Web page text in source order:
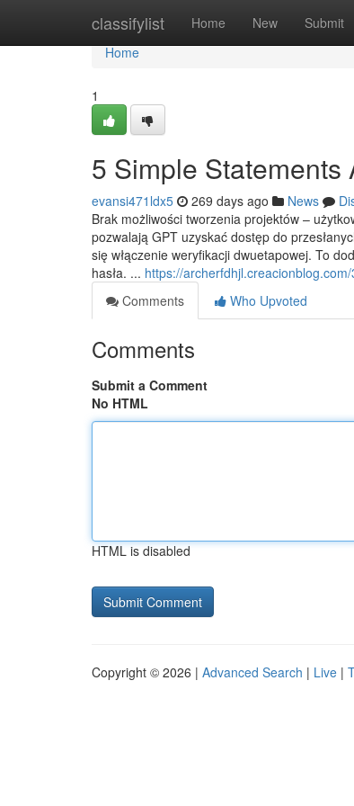
classifylist Home New Submit
Home
Home
1
5 Simple
evansi471ldx5 269 days ago News
Brak możliwości tworzenia projektów –
pozwalają GPT uzyskać dostęp do
się włączenie weryfikacji dwuetapowej. To
hasła. ... https://
Comments
Who Upvoted
Comments
Submit a Comment
No HTML
HTML is disabled
Copyright © 2026 | Advanced Search | Live |